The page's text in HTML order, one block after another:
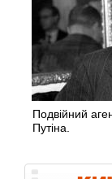
Подвійний
Путіна.